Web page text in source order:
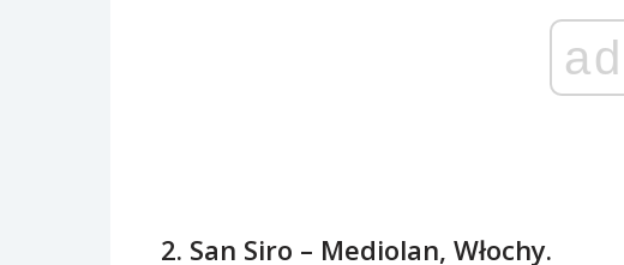
ad
2. San Siro – Mediolan, Włochy.